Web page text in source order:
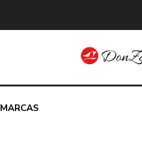
MARCAS